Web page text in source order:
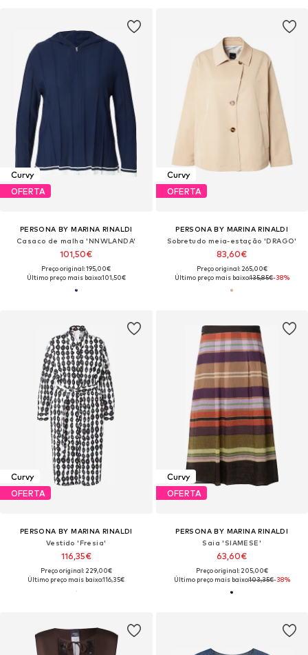
Curvy
OFERTA
PERSONA BY MARINA RINALDI
Casaco de malha 'NNWLANDA'
101,50€
Preço original: 195,00€
Último preço mais baixo:101,50€
Curvy
OFERTA
PERSONA BY MARINA RINALDI
Sobretudo meia-estação 'DRAGO'
83,60€
Preço original: 265,00€
Último preço mais baixo:135,85€-38%
Curvy
OFERTA
PERSONA BY MARINA RINALDI
Vestido 'Fresia'
116,35€
Preço original: 229,00€
Último preço mais baixo:116,35€
Curvy
OFERTA
PERSONA BY MARINA RINALDI
Saia 'SIAMESE'
63,60€
Preço original: 205,00€
Último preço mais baixo:103,35€-38%